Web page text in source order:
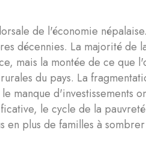
de l'économie
décennies. La majorité de
mais la montée de ce que
du pays. La
manque d'investissements
le cycle de la
plus de familles à